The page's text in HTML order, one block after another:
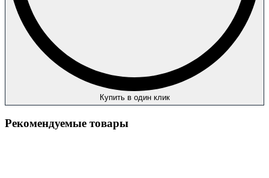
Купить в один клик
Рекомендуемые товары